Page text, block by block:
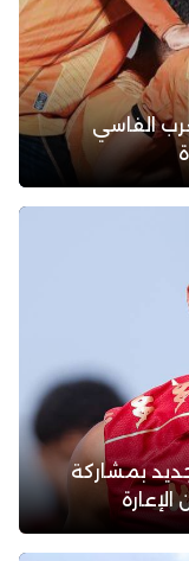
الفاسي
بمشاركة